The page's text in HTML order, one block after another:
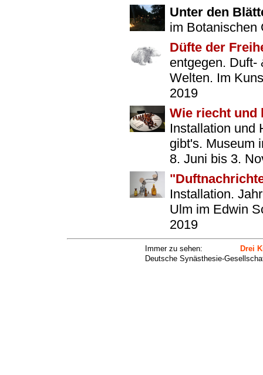
Unter den
im Botanischen
Düfte der
entgegen. Duft-
Welten. Im
2019
Wie riecht und
Installation und
gibt's. Museum
8. Juni bis 3.
Installation.
Ulm im Edwin
2019
Immer zu sehen:
Drei
Deutsche Synästhesie-